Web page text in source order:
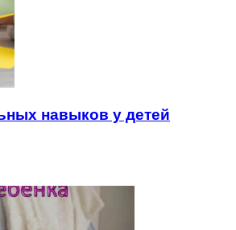
навыков у детей